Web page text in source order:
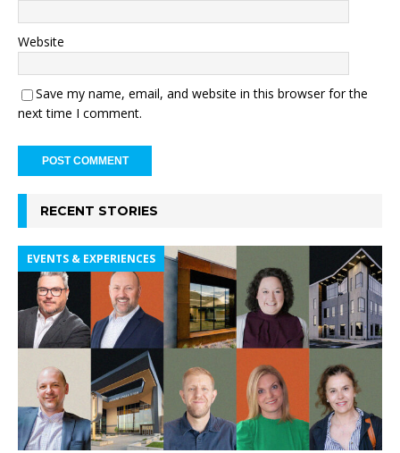
Website
Save my name, email, and website in this browser for the
next time I comment.
RECENT STORIES
EVENTS & EXPERIENCES